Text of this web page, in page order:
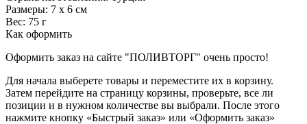
Размеры: 7 х 6 см
Вес: 75 г
Как оформить
Оформить заказ на сайте "ПОЛИВТОРГ" очень просто!
Для начала выберете товары и переместите их в корзину.
Затем перейдите на страницу корзины, проверьте, все ли
позиции и в нужном количестве вы выбрали. После этого
нажмите кнопку «Быстрый заказ» или «Оформить заказ»